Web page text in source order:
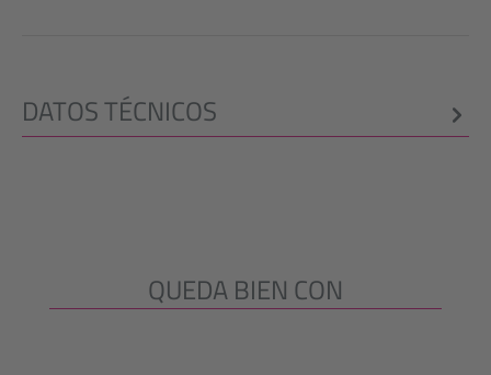
DATOS TÉCNICOS
Omitir la galería de productos
QUEDA BIEN CON